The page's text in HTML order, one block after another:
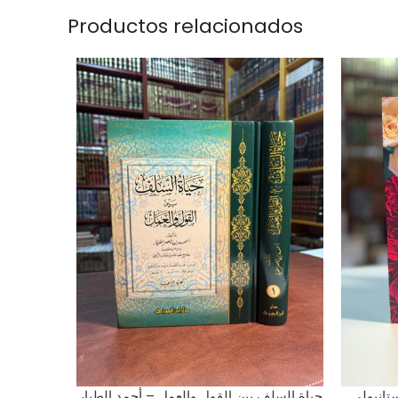
Productos relacionados